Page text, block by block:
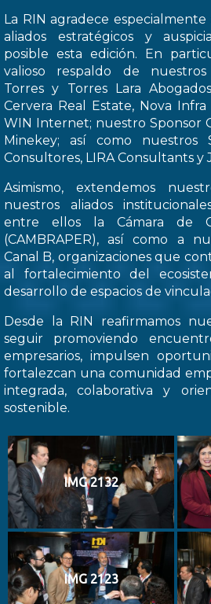
La RIN agradece especialmente
aliados estratégicos y
posible esta edición. En
valioso respaldo de nuestros
Torres y Torres Lara
Cervera Real Estate, Nova
WIN Internet; nuestro Sponsor
Minekey; así como nuestros
Consultores, LIRA Consultants y
Asimismo, extendemos
nuestros aliados
entre ellos la Cámara de
(CAMBRAPER), así como a
Canal B, organizaciones que
al fortalecimiento del
desarrollo de espacios de
Desde la RIN reafirmamos
seguir promoviendo
empresarios, impulsen
fortalezcan una comunidad
integrada, colaborativa y
sostenible.
IMG 2132
IMG 2123